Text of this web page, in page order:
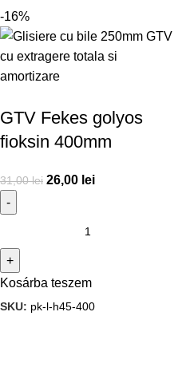
-16%
GTV Fekes golyos
fioksin 400mm
31,00lei 26,00 lei
Kosárba teszem
SKU: pk-l-h45-400